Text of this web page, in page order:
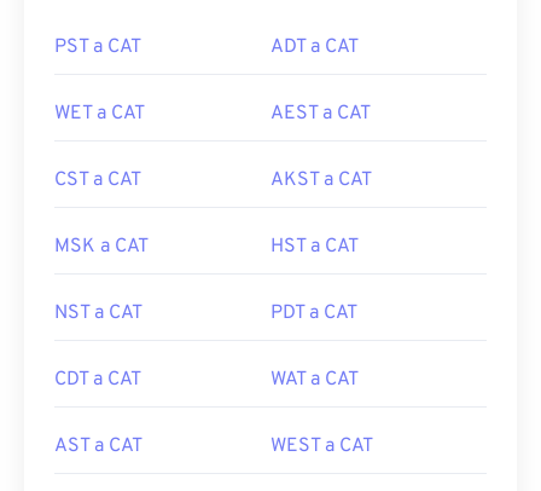
PST a CAT ADT a CAT
WET a CAT AEST a CAT
CST a CAT AKST a CAT
MSK a CAT HST a CAT
NST a CAT PDT a CAT
CDT a CAT WAT a CAT
AST a CAT WEST a CAT